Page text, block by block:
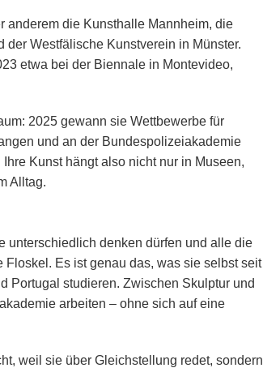
anderem die Kunsthalle Mannheim, die
Westfälische Kunstverein in Münster.
etwa bei der Biennale in Montevideo,
2025 gewann sie Wettbewerbe für
und an der Bundespolizeiakademie
Kunst hängt also nicht nur in Museen,
Alltag.
unterschiedlich denken dürfen und alle die
Es ist genau das, was sie selbst seit
Portugal studieren. Zwischen Skulptur und
arbeiten – ohne sich auf eine
weil sie über Gleichstellung redet, sondern